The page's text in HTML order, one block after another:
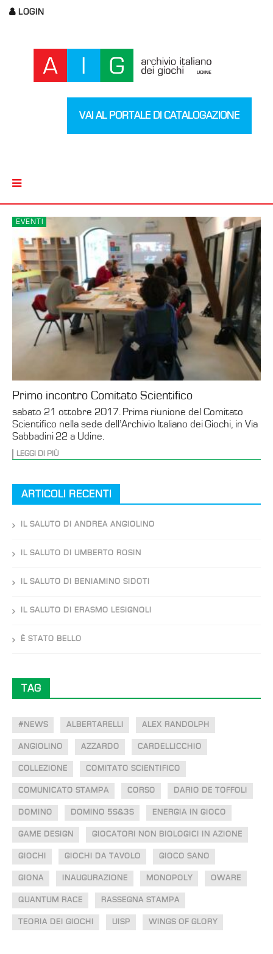
LOGIN
VAI AL PORTALE DI CATALOGAZIONE
EVENTI
Primo incontro Comitato Scientifico
sabato 21 ottobre 2017. Prima riunione del Comitato
Scientifico nella sede dell’Archivio Italiano dei Giochi, in Via
Sabbadini 22 a Udine.
LEGGI DI PIÙ
ARTICOLI RECENTI
IL SALUTO DI ANDREA ANGIOLINO
IL SALUTO DI UMBERTO ROSIN
IL SALUTO DI BENIAMINO SIDOTI
IL SALUTO DI ERASMO LESIGNOLI
È STATO BELLO
TAG
#NEWS ALBERTARELLI ALEX RANDOLPH
ANGIOLINO AZZARDO CARDELLICCHIO
COLLEZIONE COMITATO SCIENTIFICO
COMUNICATO STAMPA CORSO DARIO DE TOFFOLI
DOMINO DOMINO 5S&3S ENERGIA IN GIOCO
GAME DESIGN GIOCATORI NON BIOLOGICI IN AZIONE
GIOCHI GIOCHI DA TAVOLO GIOCO SANO
GIONA INAUGURAZIONE MONOPOLY OWARE
QUANTUM RACE RASSEGNA STAMPA
TEORIA DEI GIOCHI UISP WINGS OF GLORY